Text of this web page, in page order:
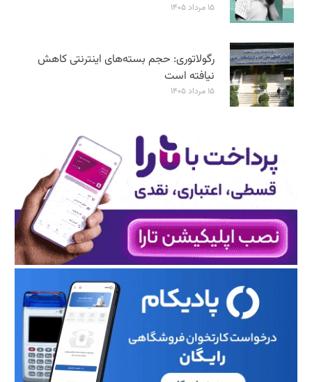
۱۵ مرداد ۱۴۰۵
رگولاتوری: حجم بسته‌های اینترنتی کاهش
نیافته است
۱۵ مرداد ۱۴۰۵